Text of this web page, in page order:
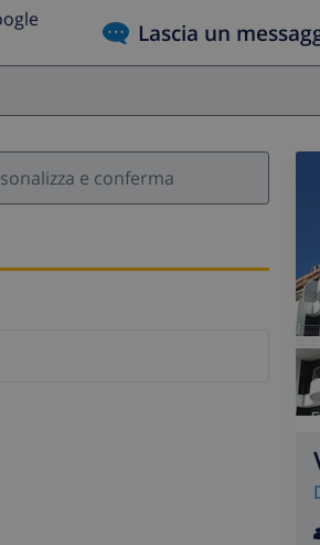
Lascia un
e conferma